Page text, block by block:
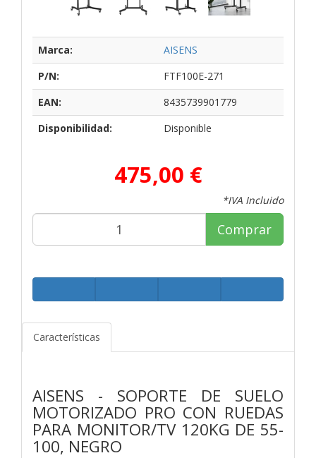
Marca:
AISENS
P/N:
FTF100E-271
EAN:
8435739901779
Disponibilidad:
Disponible
475,00 €
*IVA Incluido
Comprar
Características
AISENS - SOPORTE DE SUELO
MOTORIZADO PRO CON RUEDAS
PARA MONITOR/TV 120KG DE 55-
100, NEGRO